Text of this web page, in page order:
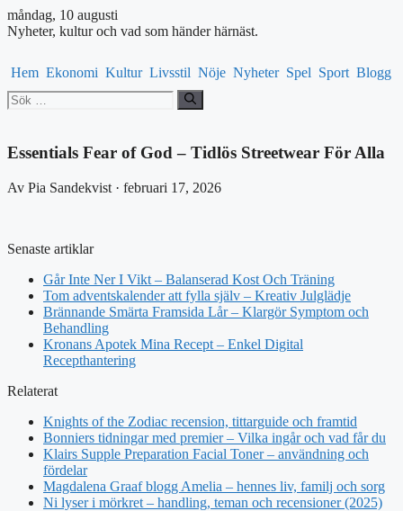
måndag, 10 augusti
Nyheter, kultur och vad som händer härnäst.
Hem Ekonomi Kultur Livsstil Nöje Nyheter Spel Sport Blogg
Sök
efter:
Essentials Fear of God – Tidlös Streetwear För Alla
Av Pia Sandekvist · februari 17, 2026
Senaste artiklar
Går Inte Ner I Vikt – Balanserad Kost Och Träning
Tom adventskalender att fylla själv – Kreativ Julglädje
Brännande Smärta Framsida Lår – Klargör Symptom och
Behandling
Kronans Apotek Mina Recept – Enkel Digital
Recepthantering
Relaterat
Knights of the Zodiac recension, tittarguide och framtid
Bonniers tidningar med premier – Vilka ingår och vad får du
Klairs Supple Preparation Facial Toner – användning och
fördelar
Magdalena Graaf blogg Amelia – hennes liv, familj och sorg
Ni lyser i mörkret – handling, teman och recensioner (2025)